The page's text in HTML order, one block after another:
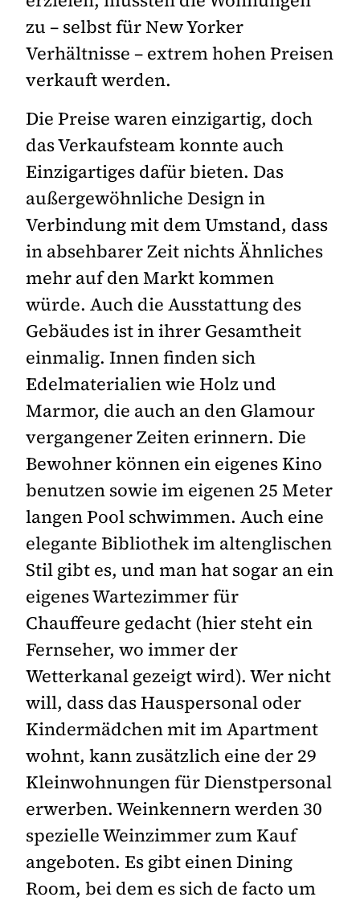
zu – selbst für New Yorker
Verhältnisse – extrem hohen Preisen
verkauft werden.
Die Preise waren einzigartig, doch
das Verkaufsteam konnte auch
Einzigartiges dafür bieten. Das
außergewöhnliche Design in
Verbindung mit dem Umstand, dass
in absehbarer Zeit nichts Ähnliches
mehr auf den Markt kommen
würde. Auch die Ausstattung des
Gebäudes ist in ihrer Gesamtheit
einmalig. Innen finden sich
Edelmaterialien wie Holz und
Marmor, die auch an den Glamour
vergangener Zeiten erinnern. Die
Bewohner können ein eigenes Kino
benutzen sowie im eigenen 25 Meter
langen Pool schwimmen. Auch eine
elegante Bibliothek im altenglischen
Stil gibt es, und man hat sogar an ein
eigenes Wartezimmer für
Chauffeure gedacht (hier steht ein
Fernseher, wo immer der
Wetterkanal gezeigt wird). Wer nicht
will, dass das Hauspersonal oder
Kindermädchen mit im Apartment
wohnt, kann zusätzlich eine der 29
Kleinwohnungen für Dienstpersonal
erwerben. Weinkennern werden 30
spezielle Weinzimmer zum Kauf
angeboten. Es gibt einen Dining
Room, bei dem es sich de facto um